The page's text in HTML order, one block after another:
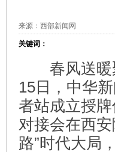
来源：西部新闻网
关键词：
春风送暖聚
15日，中华
者站成立授
对接会在西
路”时代大局